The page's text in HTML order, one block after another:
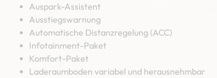
Auspark-Assistent
Ausstiegswarnung
Automatische Distanzregelung (ACC)
Infotainment-Paket
Komfort-Paket
Laderaumboden variabel und herausnehmbar